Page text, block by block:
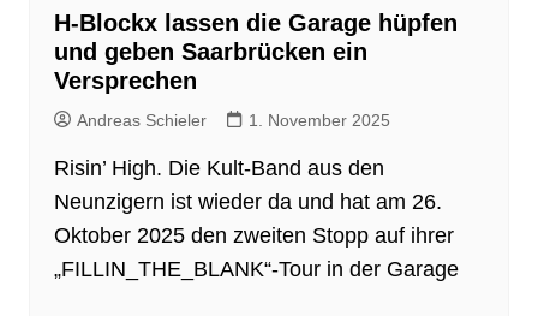
H-Blockx lassen die Garage hüpfen
und geben Saarbrücken ein
Versprechen
Andreas Schieler 1. November 2025
Risin’ High. Die Kult-Band aus den
Neunzigern ist wieder da und hat am 26.
Oktober 2025 den zweiten Stopp auf ihrer
„FILLIN_THE_BLANK“-Tour in der Garage